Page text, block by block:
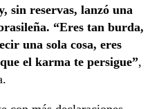
sin reservas, lanzó una
“Eres tan burda,
una sola cosa, eres
el karma te persigue”,